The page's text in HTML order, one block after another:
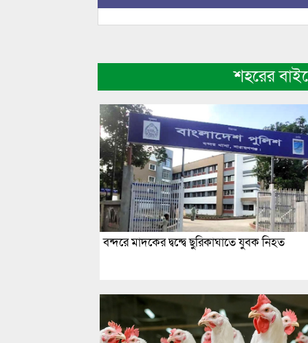
শহরের
বন্দরে মাদকের দ্বন্দ্বে ছুরিকাঘাতে যুবক নিহত